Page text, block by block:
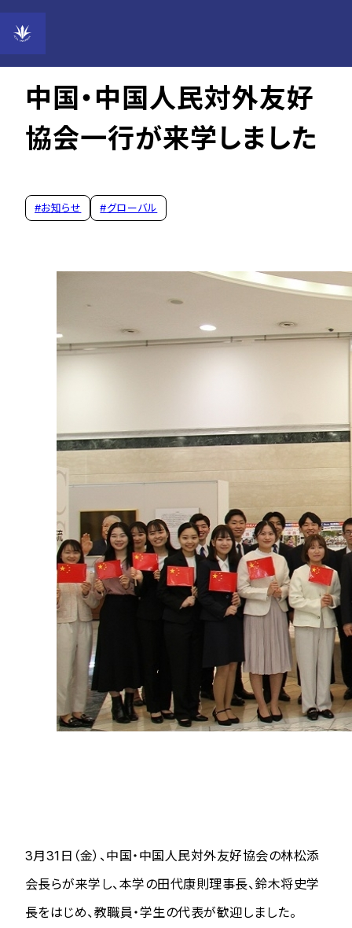
2023年04月11日
中国・中国人民対外友好
協会一行が来学しました
#お知らせ #グローバル
3月31日（金）、中国・中国人民対外友好協会の林松添
会長らが来学し、本学の田代康則理事長、鈴木将史学
長をはじめ、教職員・学生の代表が歓迎しました。